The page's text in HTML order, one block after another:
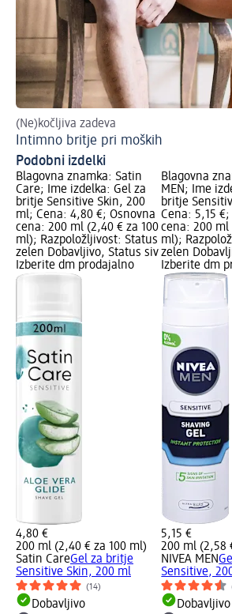
(Ne)kočljiva zadeva
Intimno britje pri moških
Podobni izdelki
Blagovna znamka: Satin
Care; Ime izdelka: Gel za
britje Sensitive Skin, 200
ml; Cena: 4,80 €; Osnovna
cena: 200 ml (2,40 € za 100
ml); Razpoložljivost: Status
zelen Dobavljivo, Status siv
Izberite dm prodajalno
4,80 €
200 ml (2,40 € za 100 ml)
Satin CareGel za britje
Sensitive Skin, 200 ml
(14)
Dobavljivo
Blagovna
MEN; Ime
britje
Cena: 5,15
cena: 200 ml
ml);
zelen
Izberite dm
5,15 €
200 ml (2,58
NIVEA MEN
Sensitive,
Dobavljivo